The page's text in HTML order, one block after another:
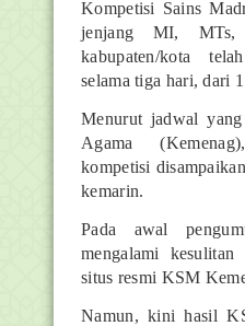
Kompetisi Sains
jenjang MI,
kabupaten/kota
selama tiga hari, dari
Menurut jadwal
Agama
kompetisi
kemarin.
Pada awal
mengalami kesulitan
situs resmi KSM
Namun, kini hasil